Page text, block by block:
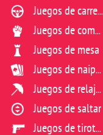
Juegos de carreras
Juegos de combate
Juegos de mesa
Juegos de naipes
Juegos de relajación
Juegos de saltar
Juegos de tiroteo